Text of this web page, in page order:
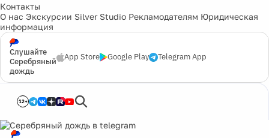
Контакты
О нас Экскурсии Silver Studio Рекламодателям Юридическая
информация
Слушайте
Серебряный
дождь
App Store Google Play Telegram App
12+